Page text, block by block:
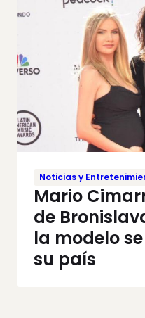
Noticias y
Mario
de
la modelo
su país